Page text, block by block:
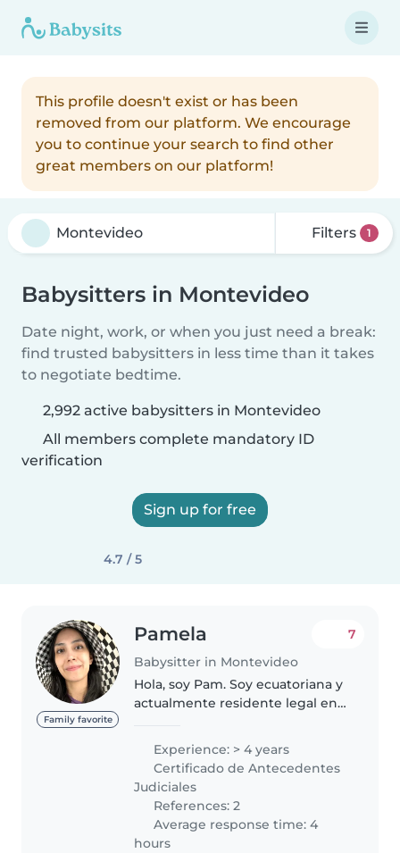
This profile doesn't exist or has been
removed from our platform. We encourage
you to continue your search to find other
great members on our platform!
Filters 1
Babysitters in Montevideo
Date night, work, or when you just need a break:
find trusted babysitters in less time than it takes
to negotiate bedtime.
2,992 active babysitters in Montevideo
All members complete mandatory ID
verification
Sign up for free
4.7 / 5
Family favorite
Pamela
Babysitter in Montevideo
7
Hola, soy Pam. Soy ecuatoriana y
actualmente residente legal en
persona responsable, paciente y
creativa. Disfruto trabajar con
niños y crear un ambiente..
Experience: > 4 years
Certificado de Antecedentes
Judiciales
References: 2
Average response time: 4
hours